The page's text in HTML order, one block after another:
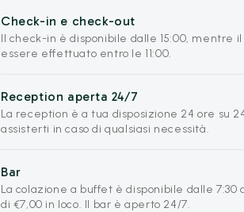
Check-in e check-out
Il check-in è disponibile dalle 15:00, mentre
essere effettuato entro le 11:00.
Reception aperta 24/7
La reception è a tua disposizione 24 ore su
assisterti in caso di qualsiasi necessità.
Bar
La colazione a buffet è disponibile dalle 7:30
di €7,00 in loco. Il bar è aperto 24/7.